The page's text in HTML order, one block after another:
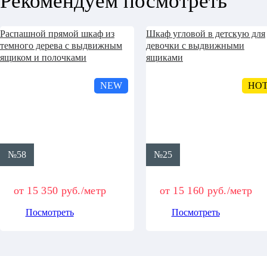
Распашной прямой шкаф из
темного дерева с выдвижным
ящиком и полочками
NEW
№58
от 15 350 руб./метр
Посмотреть
Шкаф угловой в детскую для
девочки с выдвижными
ящиками
№25
от 15 160 руб./метр
Посмотреть